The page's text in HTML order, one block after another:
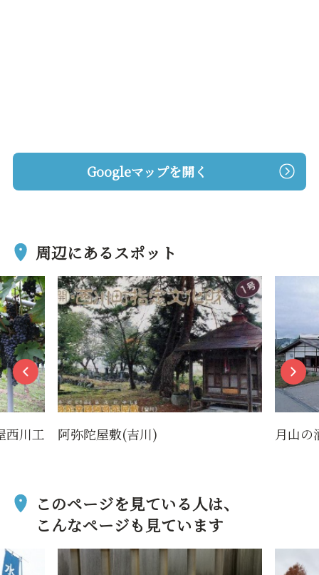
Googleマップを開く
周辺にあるスポット
川工 阿弥陀屋敷(吉川) 月山の
このページを見ている人は、
こんなページも見ています